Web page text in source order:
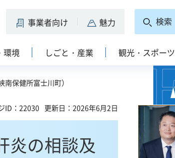
事業者向け 魅力 検索
環境 しごと・産業 観光・スポーツ
保健所富士川町）
ID：22030 更新日：2026年6月2日
炎の相談及